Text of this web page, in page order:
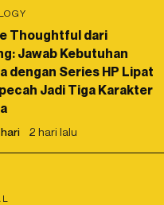
Thoughtful dari
Jawab Kebutuhan
dengan Series HP Lipat
Jadi Tiga Karakter
2 hari lalu